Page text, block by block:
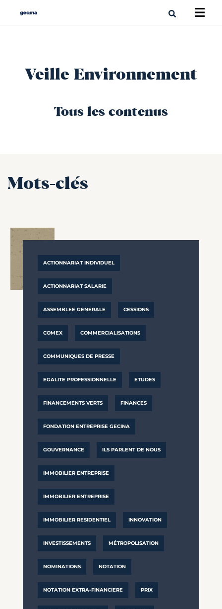
Veille Environnement
Tous les contenus
Mots-clés
ACTIONNARIAT INDIVIDUEL
ACTIONNARIAT SALARIE
ASSEMBLEE GENERALE CESSIONS
COMEX COMMERCIALISATIONS
COMMUNIQUES DE PRESSE
EGALITE PROFESSIONNELLE ETUDES
FINANCEMENTS VERTS FINANCES
FONDATION ENTREPRISE GECINA
GOUVERNANCE ILS PARLENT DE NOUS
IMMOBILIER ENTREPRISE
IMMOBILIER ENTREPRISE
IMMOBILIER RESIDENTIEL INNOVATION
INVESTISSEMENTS MÉTROPOLISATION
NOMINATIONS NOTATION
NOTATION EXTRA-FINANCIERE PRIX